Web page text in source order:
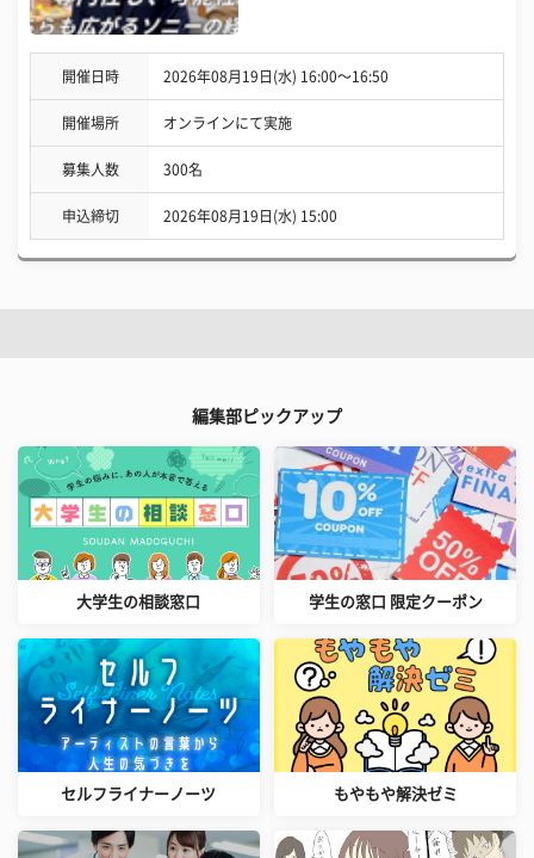
開催日時 2026年08月19日(水) 16:00〜16:50
開催場所 オンラインにて実施
募集人数 300名
申込締切 2026年08月19日(水) 15:00
編集部ピックアップ
大学生の相談窓口 学生の窓口 限定クーポン
セルフライナーノーツ もやもや解決ゼミ